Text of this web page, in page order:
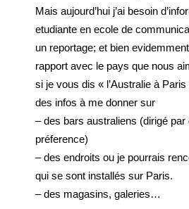
Mais aujourd’hui j’ai besoin
etudiante en ecole de
un reportage; et bien
rapport avec le pays que nous
si je vous dis « l’Australie à
des infos à me donner sur
– des bars australiens (dirigé
préference)
– des endroits ou je pourrais
qui se sont installés sur Paris.
– des magasins, galeries…